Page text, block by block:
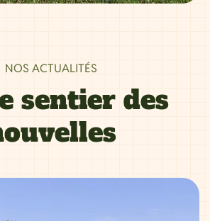
NOS ACTUALITÉS
sentier des